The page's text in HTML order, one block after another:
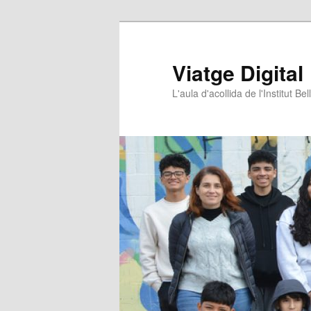
Viatge Digital
L'aula d'acollida de l'Institut